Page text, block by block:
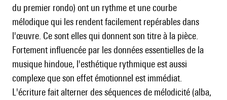
du premier rondo) ont un rythme et une courbe
mélodique qui les rendent facilement repérables dans
l'œuvre. Ce sont elles qui donnent son titre à la pièce.
Fortement influencée par les données essentielles de la
musique hindoue, l'esthétique rythmique est aussi
complexe que son effet émotionnel est immédiat.
L'écriture fait alterner des séquences de mélodicité (alba,